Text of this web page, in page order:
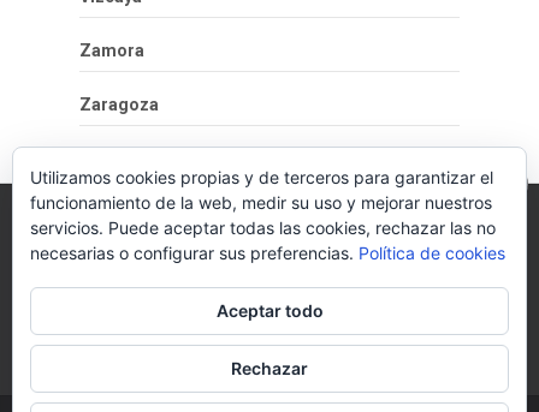
Zamora
Zaragoza
Política de cookies
Más información sobre las cookies
Utilizamos cookies propias y de terceros para garantizar el
funcionamiento de la web, medir su uso y mejorar nuestros
servicios. Puede aceptar todas las cookies, rechazar las no
necesarias o configurar sus preferencias. Política de cookies
Aceptar todo
Rechazar